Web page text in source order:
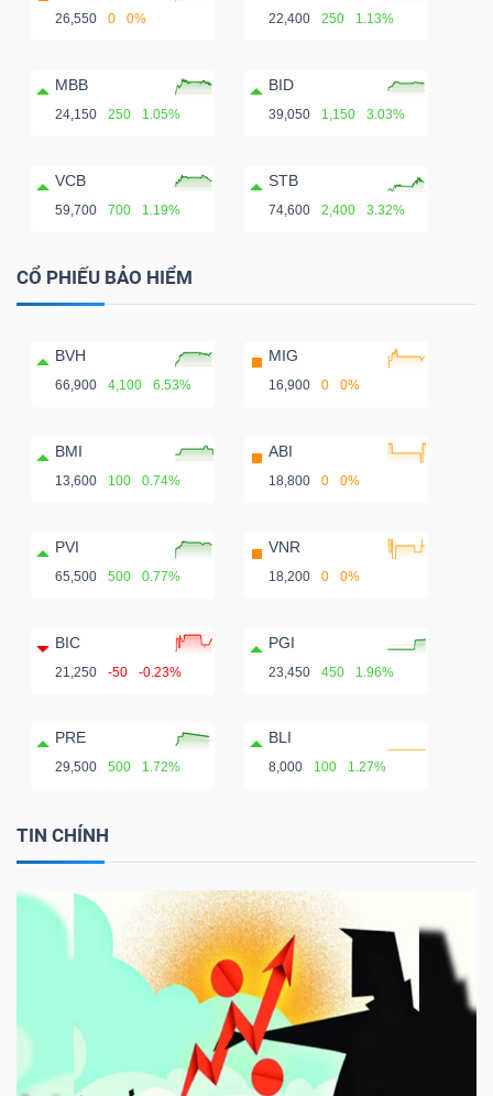
26,550 0 0% 22,400 250 1.13%
MBB
24,150 250 1.05%
BID
39,050 1,150 3.03%
VCB
59,700 700 1.19%
STB
74,600 2,400 3.32%
CỔ PHIẾU BẢO HIỂM
BVH
66,900 4,100 6.53%
MIG
16,900 0 0%
BMI
13,600 100 0.74%
ABI
18,800 0 0%
PVI
65,500 500 0.77%
VNR
18,200 0 0%
BIC
21,250 -50 -0.23%
PGI
23,450 450 1.96%
PRE
29,500 500 1.72%
BLI
8,000 100 1.27%
TIN CHÍNH